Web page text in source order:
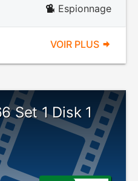
Espionnage
VOIR PLUS
Set 1 Disk 1